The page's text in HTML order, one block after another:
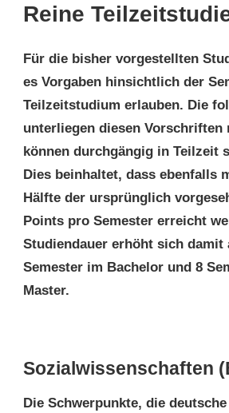
Reine
Für die bisher vorgestellten
es Vorgaben hinsichtlich der
Teilzeitstudium erlauben. Die
unterliegen diesen Vorschriften
können durchgängig in Teilzeit
Dies beinhaltet, dass ebenfalls
Hälfte der ursprünglich
Points pro Semester erreicht
Studiendauer erhöht sich damit
Semester im Bachelor und 8
Master.
Sozialwissenschaften
Die Schwerpunkte, die